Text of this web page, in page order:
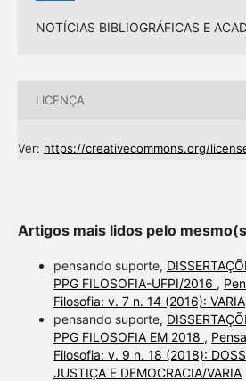
NOTÍCIAS BIBLIOGRÁFICAS E
LICENÇA
Ver: https://creativecommons.org/
Artigos mais lidos pelo
pensando suporte,
PPG FILOSOFIA-UFPI/2016 ,
Filosofia: v. 7 n. 14 (2016): VARIA
pensando suporte,
PPG FILOSOFIA EM 2018 ,
Filosofia: v. 9 n. 18 (2018):
JUSTIÇA E DEMOCRACIA/VARIA